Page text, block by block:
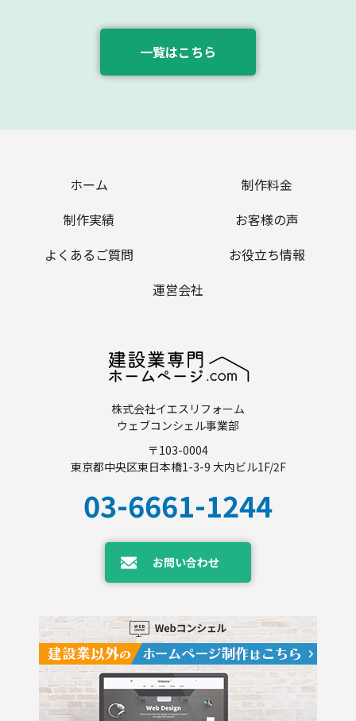
一覧はこちら
ホーム
制作料金
制作実績
お客様の声
よくあるご質問
お役立ち情報
運営会社
株式会社イエスリフォーム
ウェブコンシェル事業部
〒103-0004
東京都中央区東日本橋1-3-9 大内ビル1F/2F
03-6661-1244
お問い合わせ